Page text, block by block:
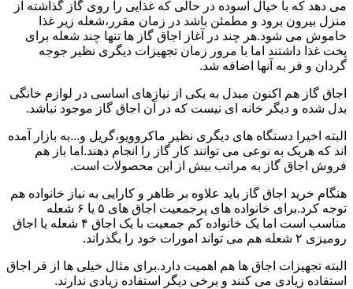
می دهد که با خیال آسوده در حالی که غذایی را روی گاز گذاشته از
منزل بیرون برود و مطمئن باشد در زمان مقرر،شعله زیر غذا
خاموش می شود.هر چند در آغاز اجاق گاز ها تنها چند شعله برای
پخت غذا داشتند اما با مرور زمان تجهیزات دیگری نظیر جوجه
گردان و فر به آنها اضافه شد.
اجاق گاز هم اکنون مبدل به یکی از نیازهای اساسی در لوازم خانگی
بدل شده و دیگر خانه ای نیست که در آن اجاق گاز موجود نباشد.
البته اخیرا دستگاه های دیگری نظیر ماکروویو،گریل و...به بازار آمده
اند که هریک به نوعی می توانند کار گاز را انجام دهند.اما باز هم
فروش اجاق گاز به مراتب بیش از این محصولات است.
هنگام خرید اجاق گاز باید علاوه بر ظاهر و کارایی به نیاز خانواده هم
توجه کرد.برای خانواده های پرجمعیت اجاق های ۵ یا ۶ شعله
مناسب است اما یک خانواده کم جمعیت با یک اجاق ۴ شعله یا اجاق
رومیزی ۲ شعله هم می تواند امورات خود را بگذراند.
البته تجهیزات اجاق ها هم اهمیت دارد.برای مثال خیلی ها از فر اجاق
استفاده زیادی می کنند و برخی دیگر استفاده زیادی ندارند.